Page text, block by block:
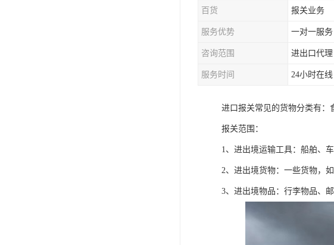
百货 报关业务
服务优势 一对一服务
咨询范围 进出口代理
服务时间 24小时在线
进口报关常见的货物分类有：
报关范围：
1、进出境运输工具：船舶、车
2、进出境货物：一些货物，
3、进出境物品：行李物品、